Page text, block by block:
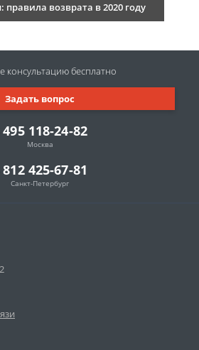
правила возврата в 2020 году
495 118-24-82
Москва
425-67-81
Санкт-Петербург
Задать вопрос
консультациюбесплатно